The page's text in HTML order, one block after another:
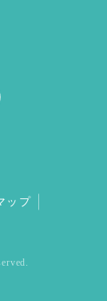
ップ